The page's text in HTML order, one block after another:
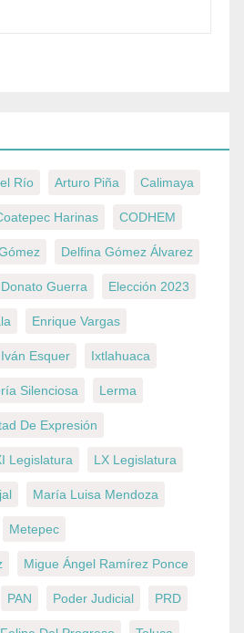
Río Arturo Piña Calimaya
Harinas CODHEM
Delfina Gómez Álvarez
Donato Guerra Elección 2023
Enrique Vargas
Iván Esquer Ixtlahuaca
Silenciosa Lerma
De Expresión
Legislatura LX Legislatura
María Luisa Mendoza
Metepec
Migue Ángel Ramírez Ponce
PAN Poder Judicial PRD